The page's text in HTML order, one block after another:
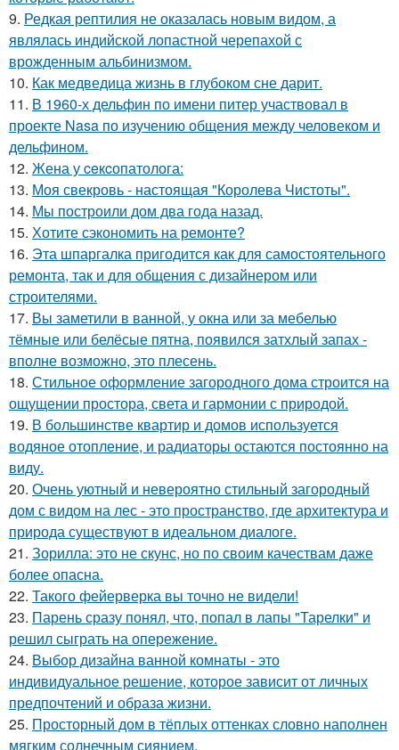
9. Редкая рептилия не оказалась новым видом, а
являлась индийской лопастной черепахой с
врожденным альбинизмом.
10. Как медведица жизнь в глубоком сне дарит.
11. В 1960-х дельфин по имени питер участвовал в
проекте Nasa по изучению общения между человеком и
дельфином.
12. Жена у ceкcопатолога:
13. Моя свекровь - настоящая "Королева Чистоты".
14. Мы построили дом два года назад.
15. Хотите сэкономить на ремонте?
16. Эта шпаргалка пригодится как для самостоятельного
ремонта, так и для общения с дизайнером или
строителями.
17. Вы заметили в ванной, у окна или за мебелью
тёмные или белёсые пятна, появился затхлый запах -
вполне возможно, это плесень.
18. Стильное оформление загородного дома строится на
ощущении простора, света и гармонии с природой.
19. В большинстве квартир и домов используется
водяное отопление, и радиаторы остаются постоянно на
виду.
20. Очень уютный и невероятно стильный загородный
дом с видом на лес - это пространство, где архитектура и
природа существуют в идеальном диалоге.
21. Зорилла: это не скунс, но по своим качествам даже
более опасна.
22. Такого фейерверка вы точно не видели!
23. Парень сразу понял, что, попал в лапы "Тарелки" и
решил сыграть на опережение.
24. Выбор дизайна ванной комнаты - это
индивидуальное решение, которое зависит от личных
предпочтений и образа жизни.
25. Просторный дом в тёплых оттенках словно наполнен
мягким солнечным сиянием.